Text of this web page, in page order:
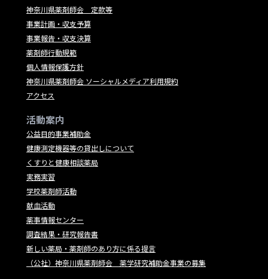
神奈川県薬剤師会 定款等
事業計画・収支予算
事業報告・収支決算
薬剤師行動規範
個人情報保護方針
神奈川県薬剤師会 ソーシャルメディア利用規約
アクセス
活動案内
公益目的事業補助金
健康測定機器等の貸出しについて
くすりと健康相談薬局
実務実習
学校薬剤師活動
献血活動
薬事情報センター
調査結果・研究報告書
新しい薬局・薬剤師のあり方に係る提言
（公社）神奈川県薬剤師会 薬学研究補助金事業の募集